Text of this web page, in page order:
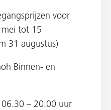
voor
mei tot 15
31 augustus)
Binnen- en
– 20.00 uur